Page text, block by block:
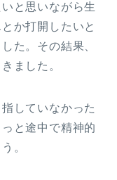
と思いながら生
か打開したいと
た。その結果、
ました。
していなかった
と途中で精神的
。